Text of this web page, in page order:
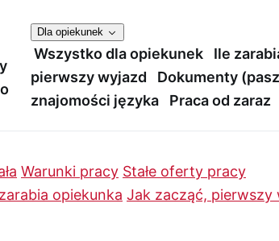
Dla opiekunek
Wszystko dla opiekunek Ile
pierwszy wyjazd
Dokumenty
znajomości języka
Praca od zaraz
Warunki pracy Stałe oferty pracy
opiekunka Jak zacząć, pierwszy